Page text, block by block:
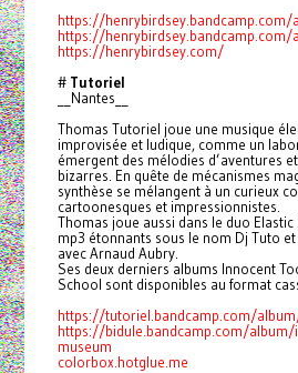
https://henrybirdsey.bandcamp.com/
https://henrybirdsey.bandcamp.com/
https://henrybirdsey.com/
# Tutoriel
__Nantes__
Thomas Tutoriel joue une musique
improvisée et ludique, comme un
émergent des mélodies d’aventures
bizarres. En quête de mécanismes
synthèse se mélangent à un curieux
cartoonesques et impressionnistes.
Thomas joue aussi dans le duo Elastic
mp3 étonnants sous le nom Dj Tuto
avec Arnaud Aubry.
Ses deux derniers albums Innocent
School sont disponibles au format
https://tutoriel.bandcamp.com/
https://bidule.bandcamp.com/
museum
colorbox.hotglue.me